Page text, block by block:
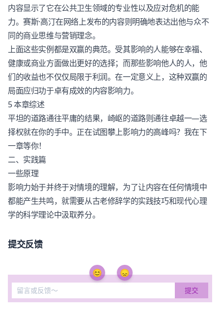
内容显示了它在公共卫生领域的专业性以及应对危机的能
力。赛斯·高汀在网络上发布的内容则明确地表达出他与众不
同的商业思维与营销理念。
上面这些实例都是双赢的典范。受其影响的人能够在幸福、
健康或商业方面做出更好的选择；而那些影响他人的人，他
们的收益也不仅仅局限于利润。在一定意义上，这种双赢的
局面应归功于卓有成效的内容影响力。
5 本章综述
平坦的道路通往平庸的结果，崎岖的道路则通往卓越一—选
择权就在你的手中。正在试图攀上影响力的高峰吗？我在下
一章等你！
二、实践篇
一些原理
影响力始于并终于对情境的理解，为了让内容在任何情境中
都能产生共鸣，就需要从古老修辞学的实践技巧和现代心理
学的科学理论中汲取养分。
提交反馈
😊 😞